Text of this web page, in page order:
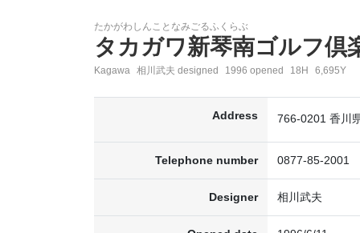
たかがわしんことなみごるふくらぶ
タカガワ新琴南ゴルフ倶
Kagawa 相川武夫 designed 1996 opened 18H 6,695Y
Address 766-0201 香川
Telephone number 0877-85-2001
Designer 相川武夫